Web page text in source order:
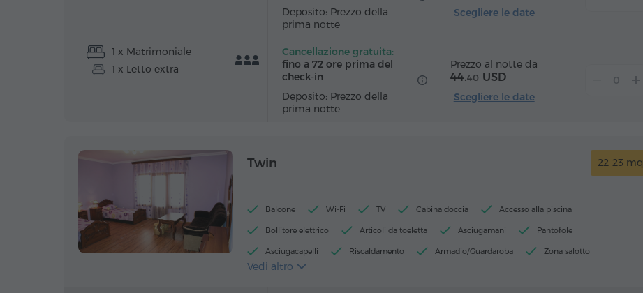
Deposito: Prezzo della
prima notte
Scegliere le date
1 x Matrimoniale
1 x Letto extra
Cancellazione gratuita:
fino a 72 ore prima del
check‑in
Deposito: Prezzo della
prima notte
Prezzo al notte da
44.40 USD
Scegliere le date
Twin 22-23 mq
Balcone Wi-Fi TV Cabina doccia Accesso alla piscina
Bollitore elettrico Articoli da toeletta Asciugamani Pantofole
Asciugacapelli Riscaldamento Armadio/Guardaroba Zona salotto
Tavolo
Vedi altro